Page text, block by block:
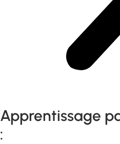
Apprentissage
: